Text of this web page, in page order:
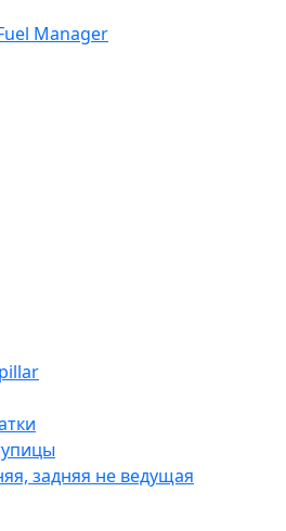
Manager
задняя не ведущая